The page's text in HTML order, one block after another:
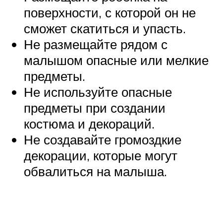
поверхности, с которой он не
сможет скатиться и упасть.
Не размещайте рядом с
малышом опасные или мелкие
предметы.
Не используйте опасные
предметы при создании
костюма и декораций.
Не создавайте громоздкие
декорации, которые могут
обвалиться на малыша.